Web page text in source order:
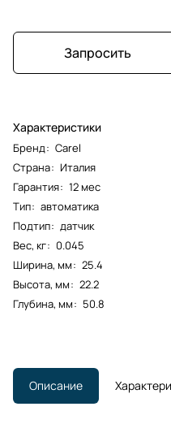
Запросить
Характеристики
Бренд: Carel
Страна: Италия
Гарантия: 12 мес
Тип: автоматика
Подтип: датчик
Вес, кг: 0.045
Ширина, мм: 25.4
Высота, мм: 22.2
Глубина, мм: 50.8
Описание